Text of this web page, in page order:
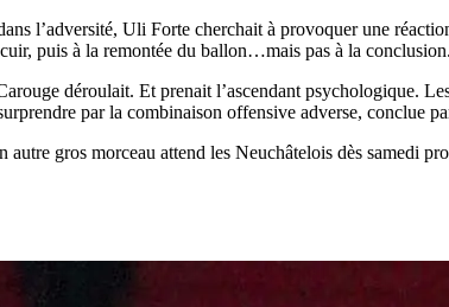
l’adversité, Uli Forte cherchait à provoquer une
puis à la remontée du ballon…mais pas à la
déroulait. Et prenait l’ascendant psychologique.
par la combinaison offensive adverse,
autre gros morceau attend les Neuchâtelois dès samedi